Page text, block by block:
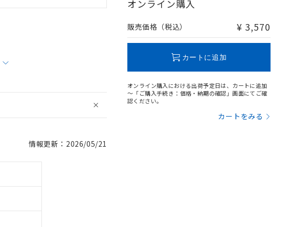
情報更新：2026/05/21
オンライン購入
販売価格（税込） ¥ 3,570
カートに追加
オンライン購入における出荷予定日は、カートに追加
～「ご購入手続き：価格・納期の確認」画面にてご確
認ください。
カートをみる